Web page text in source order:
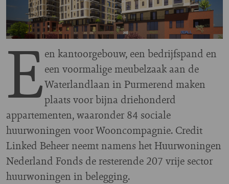
Een kantoorgebouw, een bedrijfspand en
een voormalige meubelzaak aan de
Waterlandlaan in Purmerend maken
plaats voor bijna driehonderd
appartementen, waaronder 84 sociale
huurwoningen voor Wooncompagnie. Credit
Linked Beheer neemt namens het Huurwoningen
Nederland Fonds de resterende 207 vrije sector
huurwoningen in belegging.